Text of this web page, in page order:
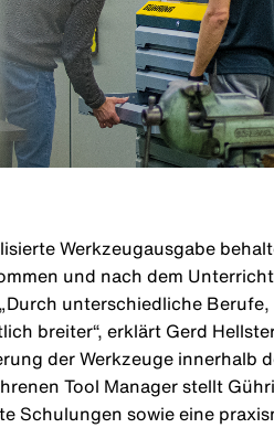
Werkzeugausgabe
und nach dem
unterschiedliche
breiter“, erklärt Gerd
der Werkzeuge innerhalb
Tool Manager stellt
Schulungen sowie eine